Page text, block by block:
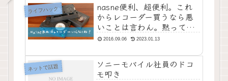
ライフハック
nasne便利、超便利。これ
からレコーダー買うなら悪
いことは言わん。黙って
nasne買っとき。【追記ア
2016.09.06 2023.01.13
ネットで話題
ソニーモバイル社員のドコ
モ叩き